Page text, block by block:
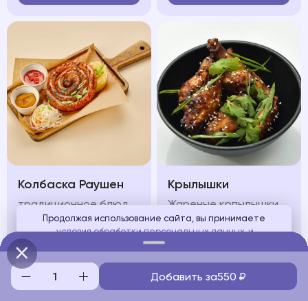
Колбаска Раушен
650₽
Крылышки
580₽
Продолжая использование сайта, вы принимаете
условия обработки персональных данныхи
соглашаетесь с использованием аналитических файлов
Понятно
Добавить за550 ₽